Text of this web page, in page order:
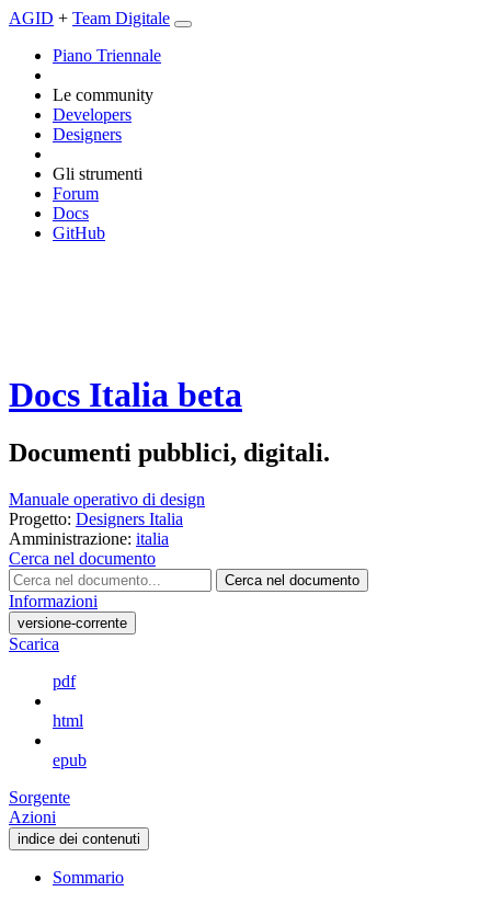
AGID + Team Digitale
Piano Triennale
Le community
Developers
Designers
Gli strumenti
Forum
Docs
GitHub
Docs Italia beta
Documenti pubblici, digitali.
Manuale operativo di design
Progetto: Designers Italia
Amministrazione: italia
Cerca nel documento
Cerca nel documento
Informazioni
versione-corrente
Scarica
pdf
html
epub
Sorgente
Azioni
indice dei contenuti
Sommario